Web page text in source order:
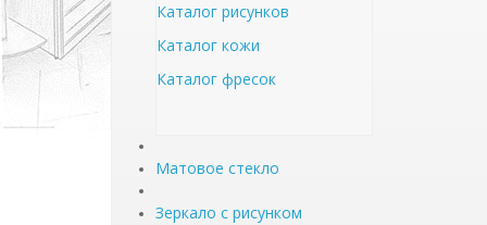
Каталог рисунков
Каталог кожи
Каталог фресок
Матовое стекло
Зеркало с рисунком